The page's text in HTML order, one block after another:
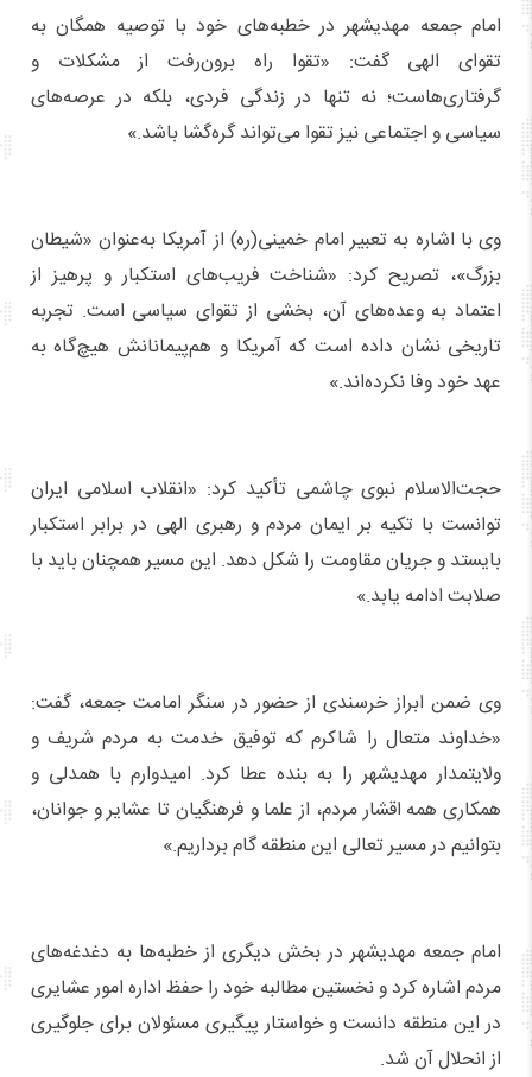
امام جمعه مهدیشهر در خطبه‌های خود با توصیه همگان به
تقوای الهی گفت: «تقوا راه برون‌رفت از مشکلات و
گرفتاری‌هاست؛ نه تنها در زندگی فردی، بلکه در عرصه‌های
سیاسی و اجتماعی نیز تقوا می‌تواند گره‌گشا باشد.»
وی با اشاره به تعبیر امام خمینی(ره) از آمریکا به‌عنوان «شیطان
بزرگ»، تصریح کرد: «شناخت فریب‌های استکبار و پرهیز از
اعتماد به وعده‌های آن، بخشی از تقوای سیاسی است. تجربه
تاریخی نشان داده است که آمریکا و هم‌پیمانانش هیچ‌گاه به
عهد خود وفا نکرده‌اند.»
حجت‌الاسلام نبوی چاشمی تأکید کرد: «انقلاب اسلامی ایران
توانست با تکیه بر ایمان مردم و رهبری الهی در برابر استکبار
بایستد و جریان مقاومت را شکل دهد. این مسیر همچنان باید با
صلابت ادامه یابد.»
وی ضمن ابراز خرسندی از حضور در سنگر امامت جمعه، گفت:
«خداوند متعال را شاکرم که توفیق خدمت به مردم شریف و
ولایتمدار مهدیشهر را به بنده عطا کرد. امیدوارم با همدلی و
همکاری همه اقشار مردم، از علما و فرهنگیان تا عشایر و جوانان،
بتوانیم در مسیر تعالی این منطقه گام برداریم.»
امام جمعه مهدیشهر در بخش دیگری از خطبه‌ها به دغدغه‌های
مردم اشاره کرد و نخستین مطالبه خود را حفظ اداره امور عشایری
در این منطقه دانست و خواستار پیگیری مسئولان برای جلوگیری
از انحلال آن شد.